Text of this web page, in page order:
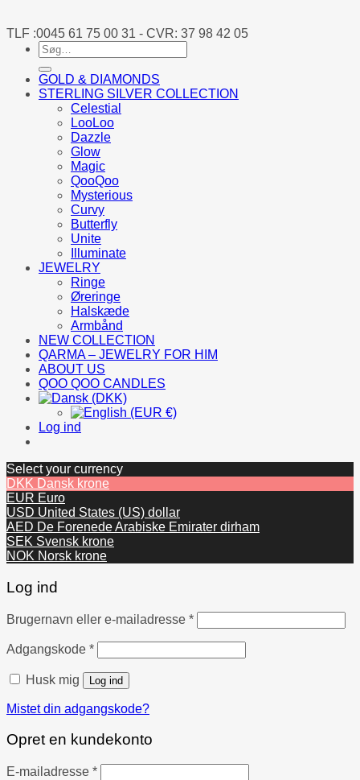
TLF :0045 61 75 00 31 - CVR: 37 98 42 05
Søg
efter:
GOLD & DIAMONDS
STERLING SILVER COLLECTION
Celestial
LooLoo
Dazzle
Glow
Magic
QooQoo
Mysterious
Curvy
Butterfly
Unite
Illuminate
JEWELRY
Ringe
Øreringe
Halskæde
Armbånd
NEW COLLECTION
QARMA – JEWELRY FOR HIM
ABOUT US
QOO QOO CANDLES
Log ind
Select your currency
DKK Dansk krone
EUR Euro
USD United States (US) dollar
AED De Forenede Arabiske Emirater dirham
SEK Svensk krone
NOK Norsk krone
Log ind
Brugernavn eller e-mailadresse *Påkrævet
Adgangskode *Påkrævet
Husk mig Log ind
Mistet din adgangskode?
Opret en kundekonto
E-mailadresse *Påkrævet